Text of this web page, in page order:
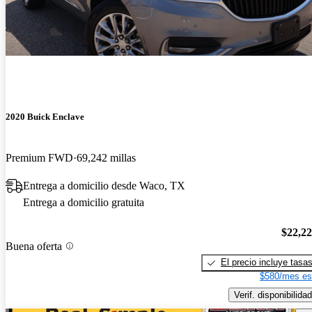
2020 Buick Enclave
Premium FWD 69,242 millas
Entrega a domicilio desde Waco, TX
Entrega a domicilio gratuita
Buena oferta
El precio incluye tasas
$580/mes
Verif. disponibilidad